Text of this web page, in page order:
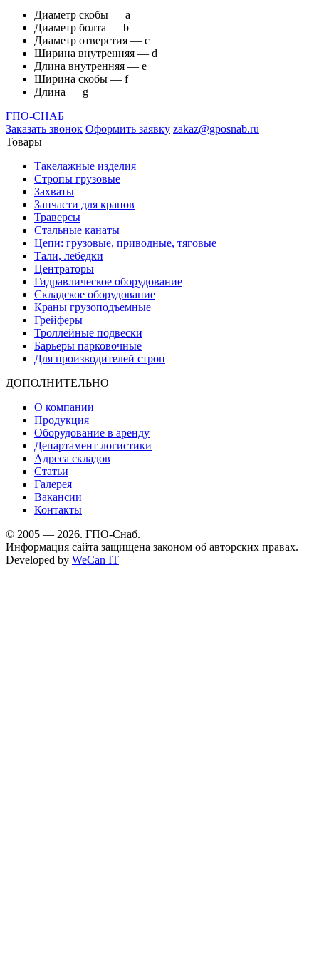
Диаметр скобы — а
Диаметр болта — b
Диаметр отверстия — с
Ширина внутренняя — d
Длина внутренняя — е
Ширина скобы — f
Длина — g
ГПО-СНАБ
Заказать звонок Оформить заявку zakaz@gposnab.ru
Товары
Такелажные изделия
Стропы грузовые
Захваты
Запчасти для кранов
Траверсы
Стальные канаты
Цепи: грузовые, приводные, тяговые
Тали, лебедки
Центраторы
Гидравлическое оборудование
Складское оборудование
Краны грузоподъемные
Грейферы
Троллейные подвески
Барьеры парковочные
Для производителей строп
ДОПОЛНИТЕЛЬНО
О компании
Продукция
Оборудование в аренду
Департамент логистики
Адреса складов
Статьи
Галерея
Вакансии
Контакты
© 2005 — 2026. ГПО-Снаб.
Информация сайта защищена законом об авторских правах.
Developed by WeCan IT